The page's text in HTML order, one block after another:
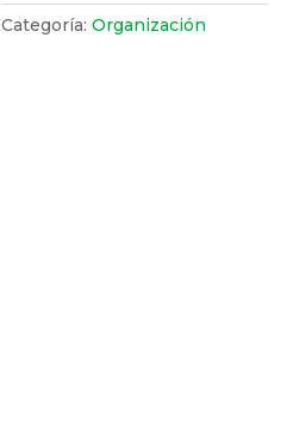
Categoría: Organización